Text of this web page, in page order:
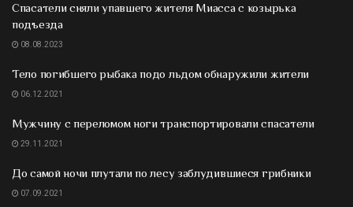
Спасатели сняли упавшего жителя Миасса с козырька
подъезда
08.08.2023
Тело погибшего рыбака подо льдом обнаружили жители
06.12.2021
Мужчину с переломом ноги транспортировали спасатели
29.11.2021
До самой ночи плутали по лесу заблудившиеся грибники
07.09.2021